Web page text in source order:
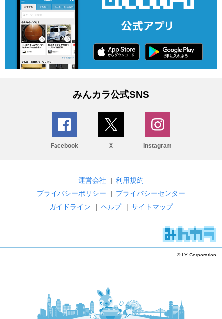
みんカラ公式SNS
Facebook X Instagram
運営会社 | 利用規約
プライバシーポリシー
| プライバシーセンター
ガイドライン
| ヘルプ | サイトマップ
© LY Corporation